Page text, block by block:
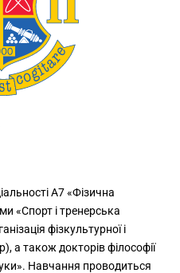
А7 «Фізична
«Спорт і тренерська
фізкультурної і
а також докторів філософії
Навчання проводиться